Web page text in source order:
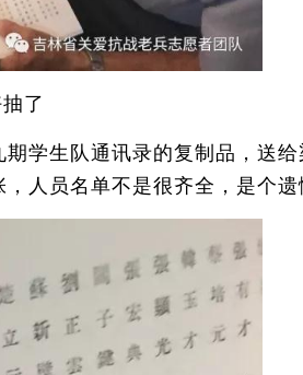
了
生队通讯录的复制品，送
人员名单不是很齐全，是个遗